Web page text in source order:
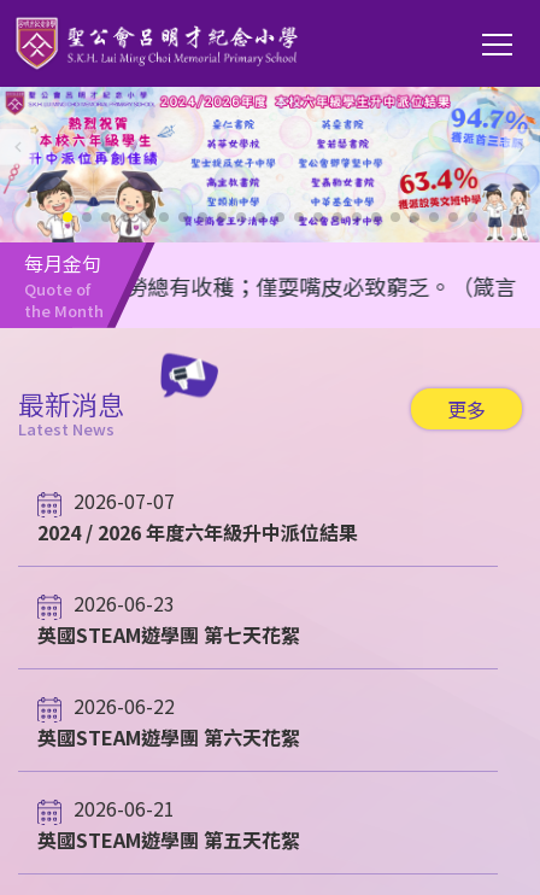
移至主內容
Main
每月金句
Quote of
the Month
任何勤勞總有收穫；僅耍嘴皮必致窮乏。（箴言 14:23
最新消息
Latest News
更多
2026-07-07
2024 / 2026 年度六年級升中派位結果
2026-06-23
英國STEAM遊學團 第七天花絮
2026-06-22
英國STEAM遊學團 第六天花絮
2026-06-21
英國STEAM遊學團 第五天花絮